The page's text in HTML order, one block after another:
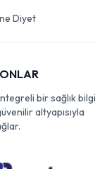
Diyet
bir sağlık bilgi
altyapısıyla